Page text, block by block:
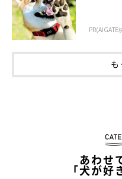
PR(AIGATE
も
あわせ
「犬が